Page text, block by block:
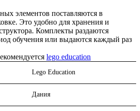
элементов поставляются в
Это удобно для хранения и
Комплекты раздаются
обучения или выдаются каждый раз
lego education
Lego Education
Дания